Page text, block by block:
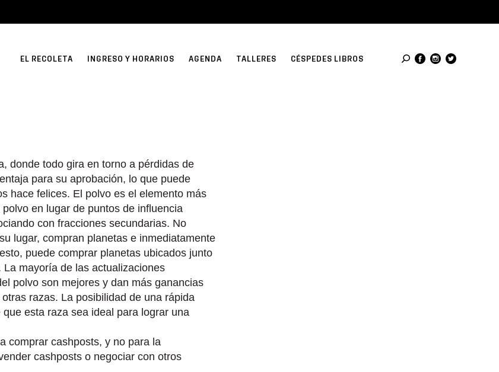
EL RECOLETA INGRESO Y HORARIOS AGENDA TALLERES CÉSPEDES LIBROS
donde todo gira en torno a pérdidas de
para su aprobación, lo que puede
hace felices. El polvo es el elemento más
en lugar de puntos de influencia
con fracciones secundarias. No
lugar, compran planetas e inmediatamente
puede comprar planetas ubicados junto
mayoría de las actualizaciones
polvo son mejores y dan más ganancias
razas. La posibilidad de una rápida
esta raza sea ideal para lograr una
comprar cashposts, y no para la
cashposts o negociar con otros